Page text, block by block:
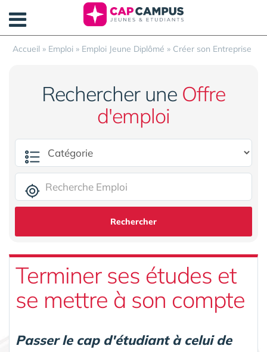
Accueil » Emploi » Emploi Jeune Diplômé » Créer son Entreprise
Rechercher une Offre
d'emploi
Rechercher
Terminer ses études et
se mettre à son compte
Passer le cap d'étudiant à celui de
Panneau de gestion des cookies